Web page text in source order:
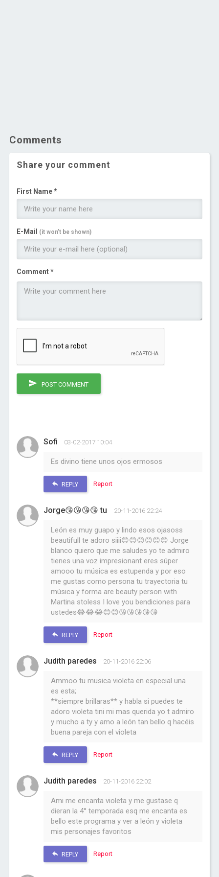
Comments
Share your comment
First Name *
E-Mail (it won't be shown)
Comment *
POST COMMENT
Sofi 03-02-2017 10:04
Es divino tiene unos ojos ermosos
REPLY Report
Jorge😘😘😘😘 tu 20-11-2016 22:24
León es muy guapo y lindo esos ojasoss
beautifull te adoro siiii😊😊😊😊😊😊 Jorge
blanco quiero que me saludes yo te admiro
tienes una voz impresionant eres súper
amooo tu música es estupenda y por eso
me gustas como persona tu trayectoria tu
música y forma are beauty person with
Martina stoless I love you bendiciones para
ustedes😂😂😂😊😊😘😘😘😘😘
REPLY Report
Judith paredes 20-11-2016 22:06
Ammoo tu musica violeta en especial una
es esta;
**siempre brillaras** y habla si puedes te
adoro violeta tini mi mas querida yo t admiro
y mucho a ty y amo a león tan bello q hacéis
buena pareja con el violeta
REPLY Report
Judith paredes 20-11-2016 22:02
Ami me encanta violeta y me gustase q
dieran la 4° temporada esq me encanta es
bello este programa y ver a león y violeta
mis personajes favoritos
REPLY Report